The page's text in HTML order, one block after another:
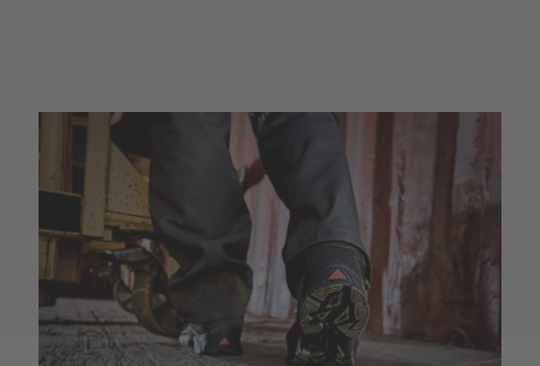
Marken der uvex group
Heckel
Die Sohle macht den Schuh!